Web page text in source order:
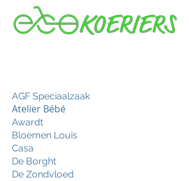
AGF Speciaalzaak
Atelier Bébé
Awardt
Bloemen Louis
Casa
De Borght
De Zondvloed